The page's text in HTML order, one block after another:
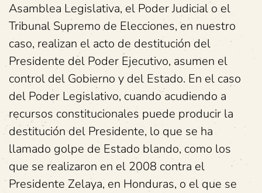
Asamblea Legislativa, el Poder Judicial o el
Tribunal Supremo de Elecciones, en nuestro
caso, realizan el acto de destitución del
Presidente del Poder Ejecutivo, asumen el
control del Gobierno y del Estado. En el caso
del Poder Legislativo, cuando acudiendo a
recursos constitucionales puede producir la
destitución del Presidente, lo que se ha
llamado golpe de Estado blando, como los
que se realizaron en el 2008 contra el
Presidente Zelaya, en Honduras, o el que se